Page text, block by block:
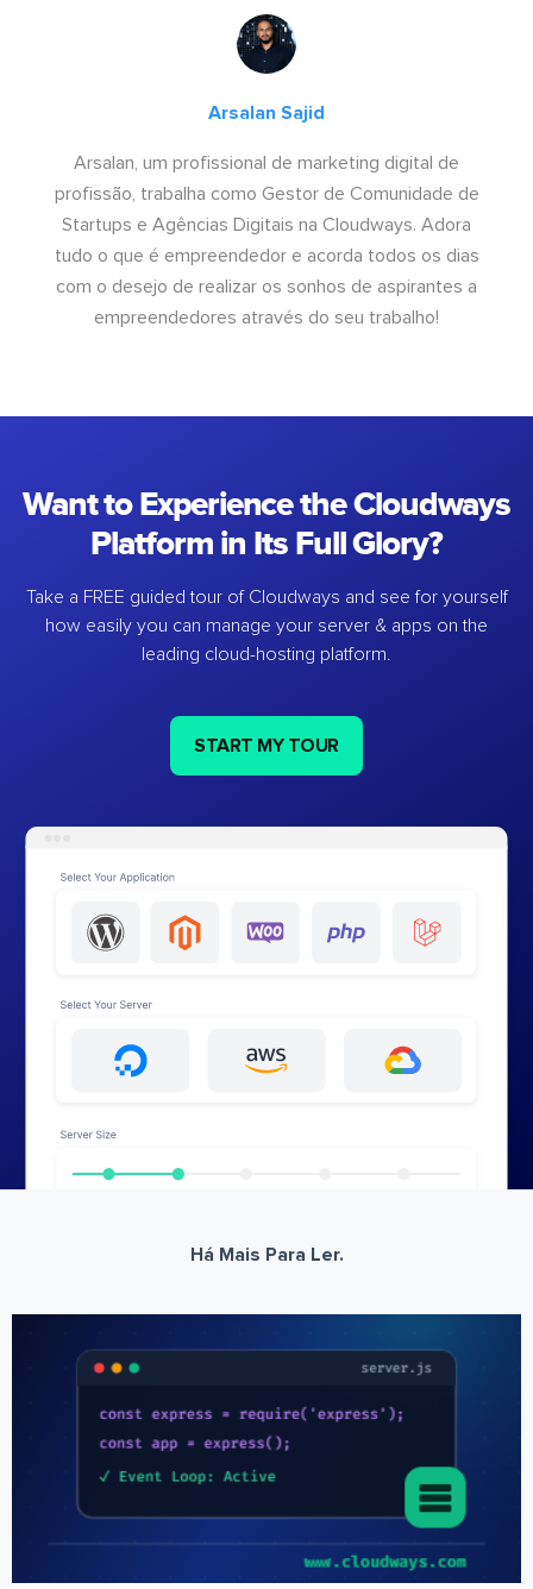
Arsalan Sajid
Arsalan, um profissional de marketing digital de
profissão, trabalha como Gestor de Comunidade de
Startups e Agências Digitais na Cloudways. Adora
tudo o que é empreendedor e acorda todos os dias
com o desejo de realizar os sonhos de aspirantes a
empreendedores através do seu trabalho!
Want to Experience the Cloudways
Platform in Its Full Glory?
Take a FREE guided tour of Cloudways and see for yourself
how easily you can manage your server & apps on the
leading cloud-hosting platform.
START MY TOUR
Há Mais Para Ler.